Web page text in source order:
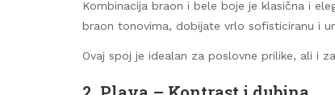
Kombinacija braon i bele boje je klasična i
braon tonovima, dobijate vrlo sofisticiranu i
Ovaj spoj je idealan za poslovne prilike, ali i